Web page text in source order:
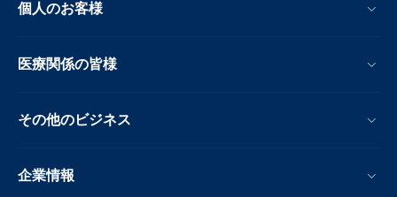
個人のお客様
医療関係の皆様
その他のビジネス
企業情報